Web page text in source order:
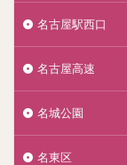
名古屋駅西口
名古屋高速
名城公園
名東区